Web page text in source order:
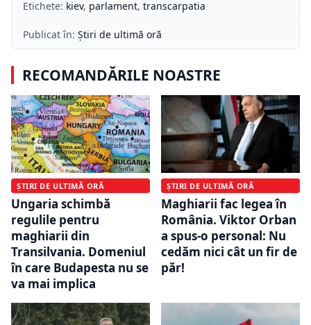
Etichete: kiev, parlament, transcarpatia
Publicat în: Știri de ultimă oră
RECOMANDĂRILE NOASTRE
ȘTIRI DE ULTIMĂ ORĂ
Ungaria schimbă
regulile pentru
maghiarii din
Transilvania. Domeniul
în care Budapesta nu se
va mai implica
ȘTIRI DE ULTIMĂ ORĂ
Maghiarii fac legea în
România. Viktor Orban
a spus-o personal: Nu
cedăm nici cât un fir de
păr!